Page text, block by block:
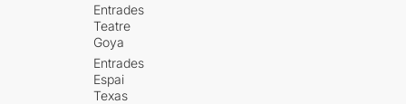
Entrades
Teatre
Goya
Entrades
Espai
Texas